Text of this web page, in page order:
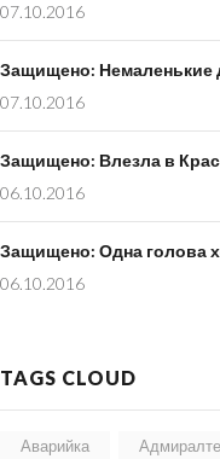
07.10.2016
Защищено: Немаленькие
07.10.2016
Защищено: Влезла в
06.10.2016
Защищено: Одна голова
06.10.2016
TAGS CLOUD
Аварийка